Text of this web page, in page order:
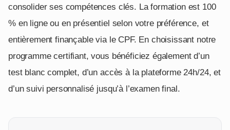
consolider ses compétences clés. La formation est 100
% en ligne ou en présentiel selon votre préférence, et
entièrement finançable via le CPF. En choisissant notre
programme certifiant, vous bénéficiez également d’un
test blanc complet, d’un accès à la plateforme 24h/24, et
d’un suivi personnalisé jusqu’à l’examen final.